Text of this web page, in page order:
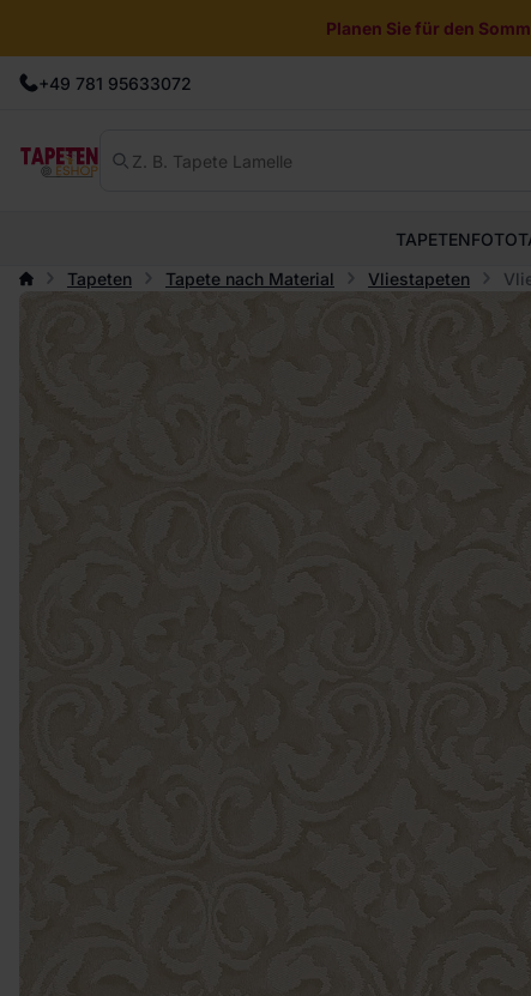
Planen Sie für den
+49 781 95633072
TAPETEN
Tapeten
Tapete nach Material Vliestapeten